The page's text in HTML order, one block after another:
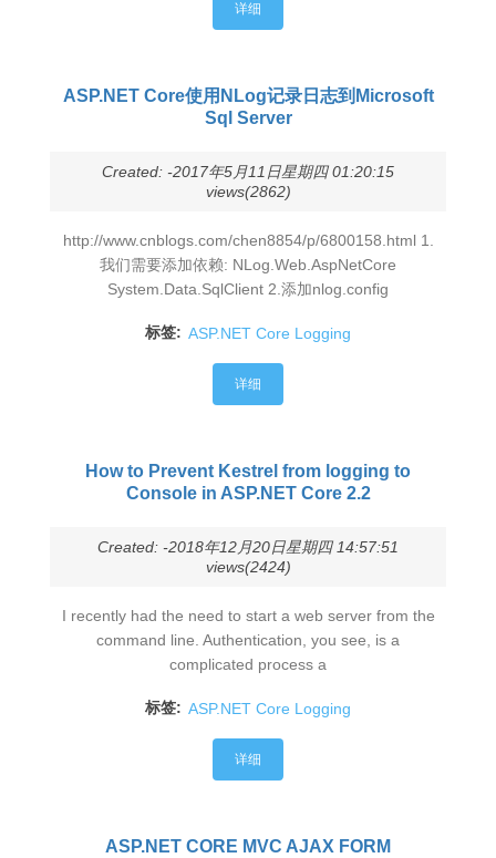
详细
ASP.NET Core使用NLog记录日志到Microsoft
Sql Server
Created: -2017年5月11日星期四 01:20:15
views(2862)
http://www.cnblogs.com/chen8854/p/6800158.html 1.
我们需要添加依赖: NLog.Web.AspNetCore
System.Data.SqlClient 2.添加nlog.config
标签: ASP.NET Core Logging
详细
How to Prevent Kestrel from logging to
Console in ASP.NET Core 2.2
Created: -2018年12月20日星期四 14:57:51
views(2424)
I recently had the need to start a web server from the
command line. Authentication, you see, is a
complicated process a
标签: ASP.NET Core Logging
详细
ASP.NET CORE MVC AJAX FORM